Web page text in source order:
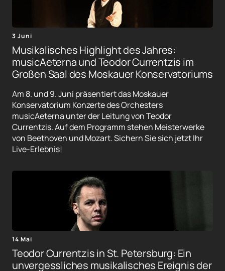
3 Juni
Musikalisches Highlight des Jahres:
musicAeterna und Teodor Currentzis im
Großen Saal des Moskauer Konservatoriums
Am 8. und 9. Juni präsentiert das Moskauer
Konservatorium Konzerte des Orchesters
musicAeterna unter der Leitung von Teodor
Currentzis. Auf dem Programm stehen Meisterwerke
von Beethoven und Mozart. Sichern Sie sich jetzt Ihr
Live-Erlebnis!
14 Mai
Teodor Currentzis in St. Petersburg: Ein
unvergessliches musikalisches Ereignis der